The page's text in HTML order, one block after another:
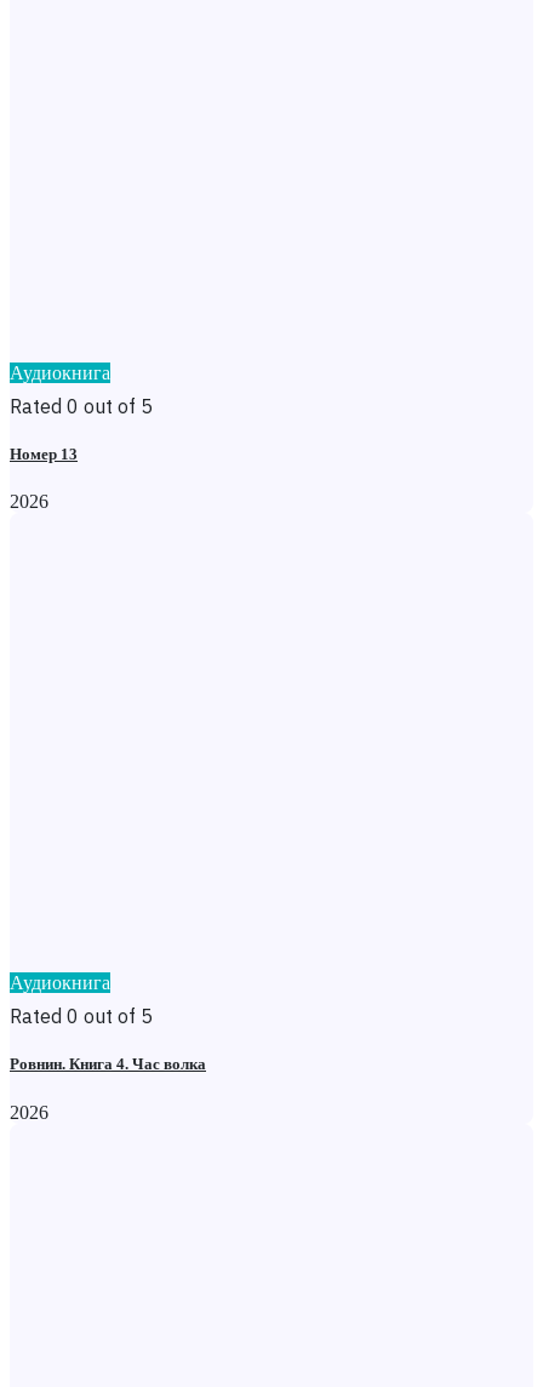
Аудиокнига
Rated 0 out of 5
Номер 13
2026
Аудиокнига
Rated 0 out of 5
Ровнин. Книга 4. Час волка
2026